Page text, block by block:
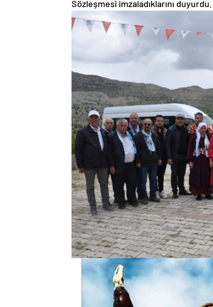
Sözleşmesi imzaladıklarını duyurdu.